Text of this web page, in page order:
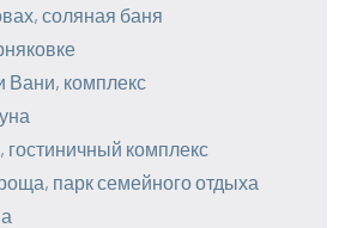
соляная баня
Вани, комплекс
комплекс
парк семейного отдыха